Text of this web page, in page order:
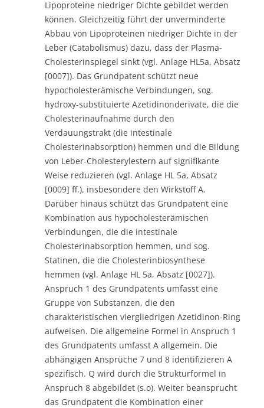
Lipoproteine niedriger Dichte gebildet werden
können. Gleichzeitig führt der unverminderte
Abbau von Lipoproteinen niedriger Dichte in der
Leber (Catabolismus) dazu, dass der Plasma-
Cholesterinspiegel sinkt (vgl. Anlage HL5a, Absatz
[0007]). Das Grundpatent schützt neue
hypocholesterämische Verbindungen, sog.
hydroxy-substituierte Azetidinonderivate, die die
Cholesterinaufnahme durch den
Verdauungstrakt (die intestinale
Cholesterinabsorption) hemmen und die Bildung
von Leber-Cholesterylestern auf signifikante
Weise reduzieren (vgl. Anlage HL 5a, Absatz
[0009] ff.), insbesondere den Wirkstoff A.
Darüber hinaus schützt das Grundpatent eine
Kombination aus hypocholesterämischen
Verbindungen, die die intestinale
Cholesterinabsorption hemmen, und sog.
Statinen, die die Cholesterinbiosynthese
hemmen (vgl. Anlage HL 5a, Absatz [0027]).
Anspruch 1 des Grundpatents umfasst eine
Gruppe von Substanzen, die den
charakteristischen viergliedrigen Azetidinon-Ring
aufweisen. Die allgemeine Formel in Anspruch 1
des Grundpatents umfasst A allgemein. Die
abhängigen Ansprüche 7 und 8 identifizieren A
spezifisch. Q wird durch die Strukturformel in
Anspruch 8 abgebildet (s.o). Weiter beansprucht
das Grundpatent die Kombination einer